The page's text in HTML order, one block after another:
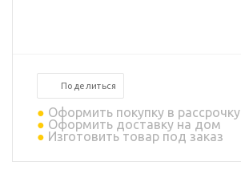
Поделиться
Оформить покупку в рассрочку
Оформить доставку на дом
Изготовить товар под заказ